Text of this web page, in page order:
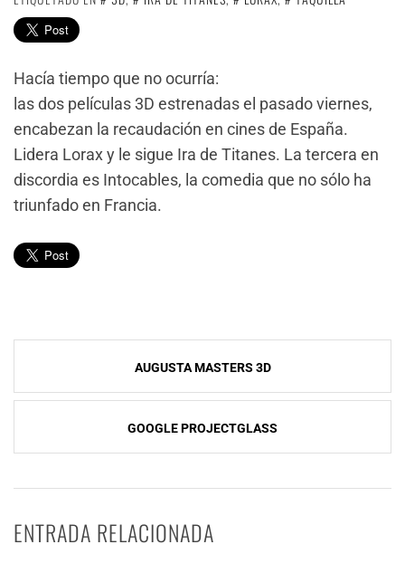
Hacía tiempo que no ocurría:
las dos películas 3D estrenadas el pasado viernes,
encabezan la recaudación en cines de España.
Lidera Lorax y le sigue Ira de Titanes. La tercera en
discordia es Intocables, la comedia que no sólo ha
triunfado en Francia.
Navegación
de
AUGUSTA MASTERS 3D
GOOGLE PROJECTGLASS
ENTRADA RELACIONADA